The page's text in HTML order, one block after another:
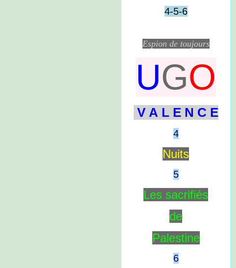
4-5-6
Espion de toujours
UGO
V A L E N C E
4
Nuits
5
Les sacrifiés
de
Palestine
6